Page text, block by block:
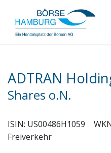
ADTRAN
Shares o.N.
ISIN: US00486H1059
Freiverkehr